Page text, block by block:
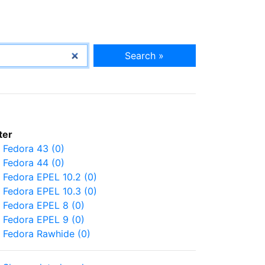
Search »
Fedora 43 (0)
Fedora 44 (0)
Fedora EPEL 10.2 (0)
Fedora EPEL 10.3 (0)
Fedora EPEL 8 (0)
Fedora EPEL 9 (0)
Fedora Rawhide (0)